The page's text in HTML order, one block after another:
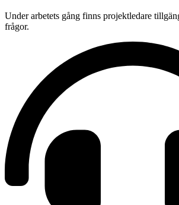
Under arbetets gång finns projektledare
frågor.